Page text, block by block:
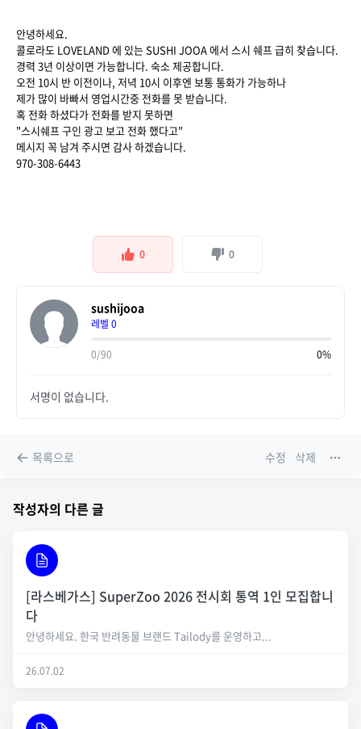
안녕하세요.
콜로라도 LOVELAND 에 있는 SUSHI JOOA 에서 스시 쉐프 급히 찾습니다.
경력 3년 이상이면 가능합니다. 숙소 제공합니다.
오전 10시 반 이전이나, 저녁 10시 이후엔 보통 통화가 가능하나
제가 많이 바빠서 영업시간중 전화를 못 받습니다.
혹 전화 하셨다가 전화를 받지 못하면
"스시쉐프 구인 광고 보고 전화 했다고"
메시지 꼭 남겨 주시면 감사 하겠습니다.
970-308-6443
0 0
sushijooa
레벨 0
0/90 0%
서명이 없습니다.
목록으로 수정 삭제
작성자의 다른 글
[라스베가스] SuperZoo 2026 전시회 통역 1인 모집합니
다
안녕하세요. 한국 반려동물 브랜드 Tailody를 운영하고...
26.07.02